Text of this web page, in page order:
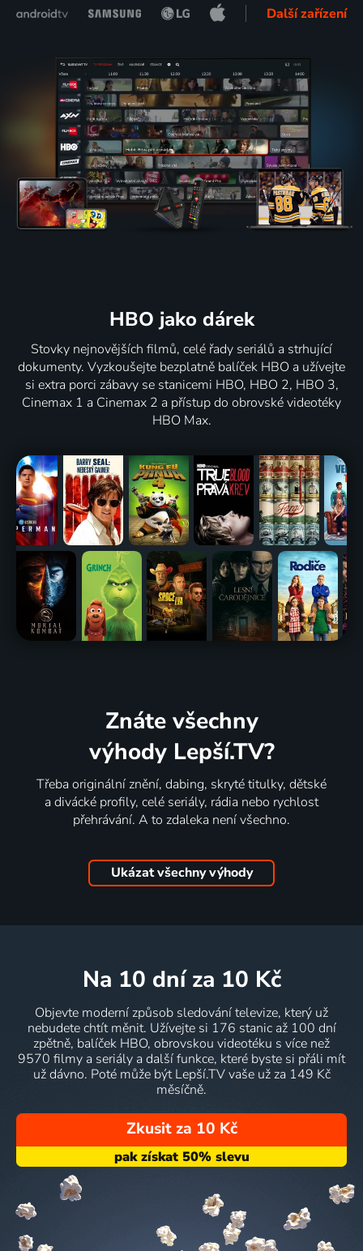
Další zařízení
HBO jako dárek
Stovky nejnovějších filmů, celé řady seriálů a strhující
dokumenty. Vyzkoušejte bezplatně balíček HBO a užívejte
si extra porci zábavy se stanicemi HBO, HBO 2, HBO 3,
Cinemax 1 a Cinemax 2 a přístup do obrovské videotéky
HBO Max.
Znáte všechny
výhody Lepší.TV?
Třeba originální znění, dabing, skryté titulky, dětské
a divácké profily, celé seriály, rádia nebo rychlost
přehrávání. A to zdaleka není všechno.
Ukázat všechny výhody
na 10 dní za 10 Kč
Objevte moderní způsob sledování televize, který už
nebudete chtít měnit. Užívejte si 176 stanic až 100 dní
zpětně, balíček HBO, obrovskou videotéku s více než
9570 filmy a seriály a další funkce, které byste si přáli mít
už dávno. Poté může být Lepší.TV vaše už za 149 Kč
měsíčně.
Zkusit za 10 Kč